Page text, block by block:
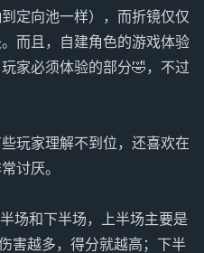
定向池一样），而折镜仅仅
而且，自建角色的游戏体验
家必须体验的部分🤣，不过
玩家理解不到位，还喜欢在
讨厌。
场和下半场，上半场主要是
害越多，得分就越高；下半